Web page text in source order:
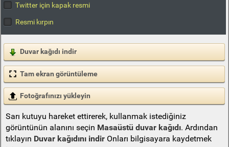
Twitter için kapak resmi
Resmi kırpın
Duvar kağıdı indir
Tam ekran görüntüleme
Fotoğrafınızı yükleyin
Sarı kutuyu hareket ettirerek, kullanmak istediğiniz
görüntünün alanını seçin Masaüstü duvar kağıdı. Ardından
tıklayın Duvar kağıdını indirOnları bilgisayara kaydetmek